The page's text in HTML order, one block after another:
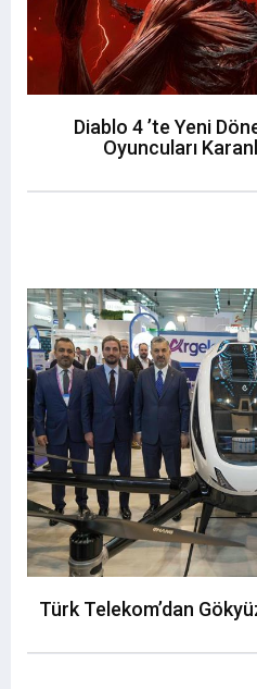
Diablo 4 ’te Yeni
Oyuncuları
Türk Telekom’dan